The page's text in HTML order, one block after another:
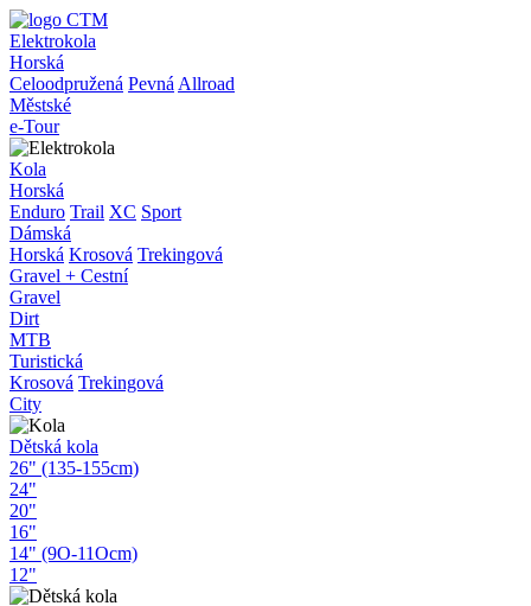
Elektrokola
Horská
Celoodpružená Pevná Allroad
Městské
e-Tour
Kola
Horská
Enduro Trail XC Sport
Dámská
Horská Krosová Trekingová
Gravel + Cestní
Gravel
Dirt
MTB
Turistická
Krosová Trekingová
City
Dětská kola
26" (135-155cm)
24"
20"
16"
14" (9O-11Ocm)
12"